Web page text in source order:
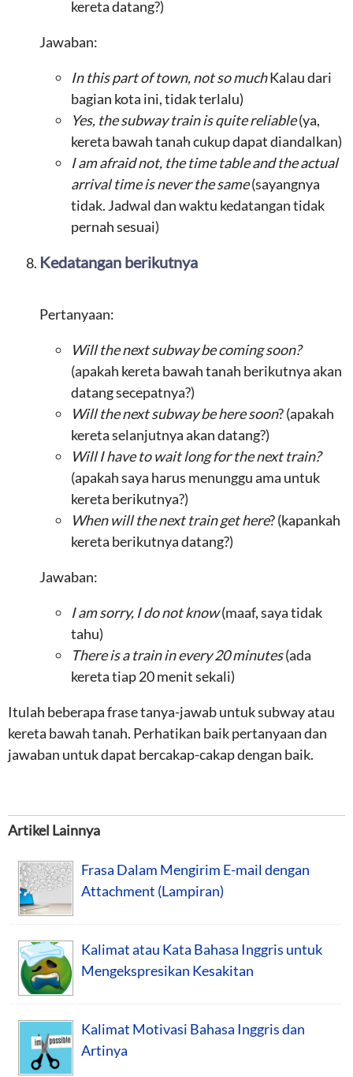
kereta datang?)
Jawaban:
In this part of town, not so muchKalau dari
bagian kota ini, tidak terlalu)
Yes, the subway train is quite reliable(ya,
kereta bawah tanah cukup dapat diandalkan)
I am afraid not, the time table and the actual
arrival time is never the same(sayangnya
tidak. Jadwal dan waktu kedatangan tidak
pernah sesuai)
Kedatangan berikutnya
Pertanyaan:
Will the next subway be coming soon?
(apakah kereta bawah tanah berikutnya akan
datang secepatnya?)
Will the next subway be here soon? (apakah
kereta selanjutnya akan datang?)
Will I have to wait long for the next train?
(apakah saya harus menunggu ama untuk
kereta berikutnya?)
When will the next train get here? (kapankah
kereta berikutnya datang?)
Jawaban:
I am sorry, I do not know(maaf, saya tidak
tahu)
There is a train in every 20 minutes(ada
kereta tiap 20 menit sekali)
Itulah beberapa frase tanya-jawab untuk subway atau
kereta bawah tanah. Perhatikan baik pertanyaan dan
jawaban untuk dapat bercakap-cakap dengan baik.
Artikel Lainnya
Frasa Dalam Mengirim E-mail dengan
Attachment (Lampiran)
Kalimat atau Kata Bahasa Inggris untuk
Mengekspresikan Kesakitan
Kalimat Motivasi Bahasa Inggris dan
Artinya